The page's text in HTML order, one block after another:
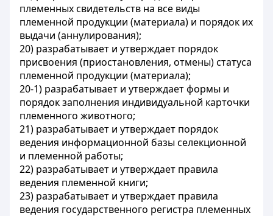
племенных свидетельств на все виды
племенной продукции (материала) и порядок их
выдачи (аннулирования);
20) разрабатывает и утверждает порядок
присвоения (приостановления, отмены) статуса
племенной продукции (материала);
20-1) разрабатывает и утверждает формы и
порядок заполнения индивидуальной карточки
племенного животного;
21) разрабатывает и утверждает порядок
ведения информационной базы селекционной
и племенной работы;
22) разрабатывает и утверждает правила
ведения племенной книги;
23) разрабатывает и утверждает правила
ведения государственного регистра племенных